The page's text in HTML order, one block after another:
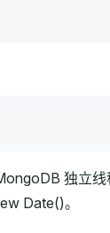
独立
Date()。